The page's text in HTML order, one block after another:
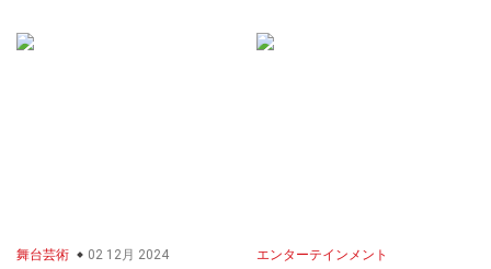
舞台芸術 02 12月 2024
エンターテインメント